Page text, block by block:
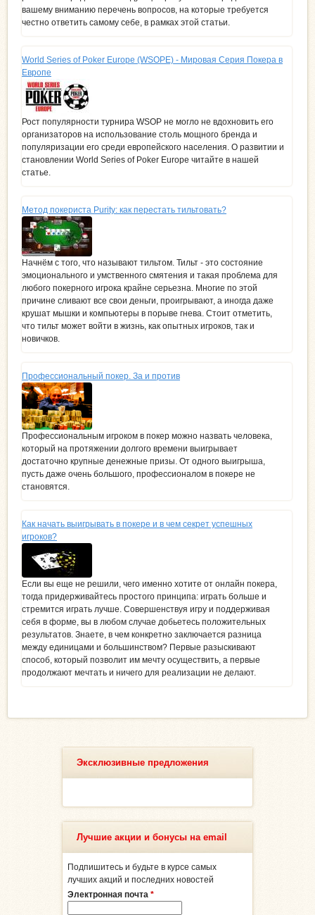
вашему вниманию перечень вопросов, на которые требуется
честно ответить самому себе, в рамках этой статьи.
World Series of Poker Europe (WSOPE) - Мировая Серия Покера в
Европе
Рост популярности турнира WSOP не могло не вдохновить его
организаторов на использование столь мощного бренда и
популяризации его среди европейского населения. О развитии и
становлении World Series of Poker Europe читайте в нашей
статье.
Метод покериста Purity: как перестать тильтовать?
Начнём с того, что называют тильтом. Тильт - это состояние
эмоционального и умственного смятения и такая проблема для
любого покерного игрока крайне серьезна. Многие по этой
причине сливают все свои деньги, проигрывают, а иногда даже
крушат мышки и компьютеры в порыве гнева. Стоит отметить,
что тильт может войти в жизнь, как опытных игроков, так и
новичков.
Профессиональный покер. За и против
Профессиональным игроком в покер можно назвать человека,
который на протяжении долгого времени выигрывает
достаточно крупные денежные призы. От одного выигрыша,
пусть даже очень большого, профессионалом в покере не
становятся.
Как начать выигрывать в покере и в чем секрет успешных
игроков?
Если вы еще не решили, чего именно хотите от онлайн покера,
тогда придерживайтесь простого принципа: играть больше и
стремится играть лучше. Совершенствуя игру и поддерживая
себя в форме, вы в любом случае добьетесь положительных
результатов. Знаете, в чем конкретно заключается разница
между единицами и большинством? Первые разыскивают
способ, который позволит им мечту осуществить, а первые
продолжают мечтать и ничего для реализации не делают.
Эксклюзивные предложения
Лучшие акции и бонусы на email
Подпишитесь и будьте в курсе самых
лучших акций и последних новостей
Электронная почта *